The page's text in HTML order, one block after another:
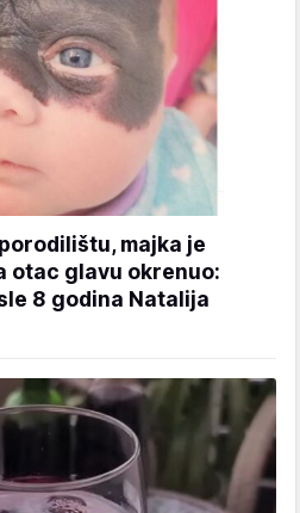
majka je
otac glavu okrenuo:
8 godina Natalija